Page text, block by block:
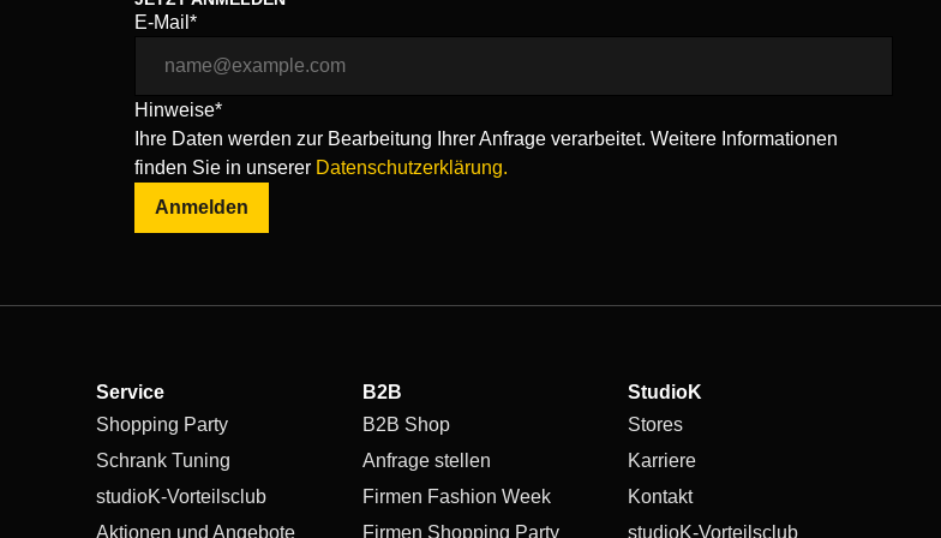
E-Mail*
Hinweise*
Ihre Daten werden zur Bearbeitung Ihrer Anfrage verarbeitet. Weitere Informationen
finden Sie in unserer Datenschutzerklärung.
Anmelden
Service
Shopping Party
Schrank Tuning
studioK-Vorteilsclub
Aktionen und Angebote
B2B
B2B Shop
Anfrage stellen
Firmen Fashion Week
Firmen Shopping Party
StudioK
Stores
Karriere
Kontakt
studioK-Vorteilsclub